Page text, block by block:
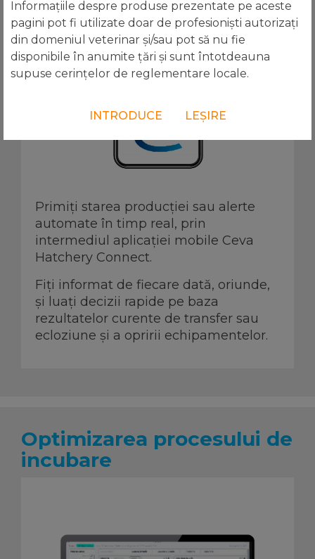
Primiți starea producției sau alerte
automate în timp real, prin
intermediul aplicației mobile Ceva
Hatchery Connect.
Fiți informat de fiecare dată, oriunde,
și luați decizii rapide pe baza
rezultatelor curente de transfer sau
ecloziune și a opririi echipamentelor.
Optimizarea procesului de
incubare
Informațiile despre produse prezentate pe aceste
pagini pot fi utilizate doar de profesioniști autorizați
din domeniul veterinar și/sau pot să nu fie
disponibile în anumite țări și sunt întotdeauna
supuse cerințelor de reglementare locale.
INTRODUCE LEȘIRE